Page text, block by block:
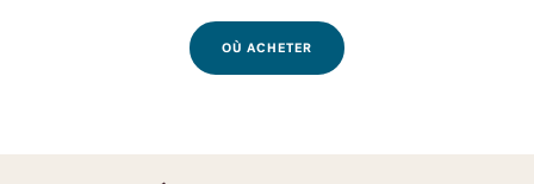
OÙ ACHETER